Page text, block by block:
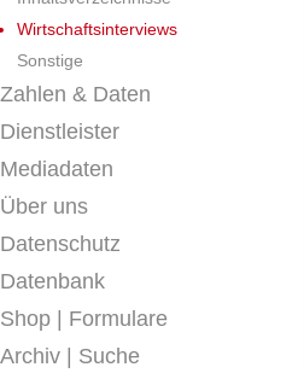
Wirtschaftsinterviews
Sonstige
Zahlen & Daten
Dienstleister
Mediadaten
Über uns
Datenschutz
Datenbank
Shop | Formulare
Archiv | Suche